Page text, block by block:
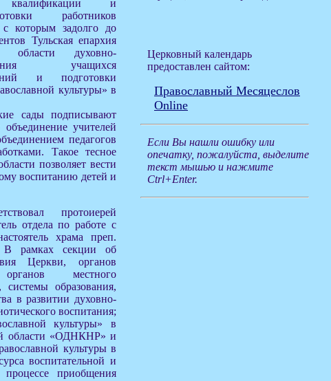
квалификации и
работников
с которым задолго до
Тульская епархия
области духовно-
учащихся
и подготовки
культуры» в
сады подписывают
учителей
педагогов
Такое тесное
позволяет вести
воспитанию детей и
протоиерей
отдела по работе с
храма преп.
В рамках секции об
Церкви, органов
местного
образования,
в развитии духовно-
воспитания;
культуры» в
области «ОДНКНР» и
культуры в
воспитательной и
приобщения
Церковный календарь
предоставлен сайтом:
Православный Месяцеслов
Online
Если Вы нашли ошибку или
опечатку, пожалуйста, выделите
текст мышью и нажмите
Ctrl+Enter.